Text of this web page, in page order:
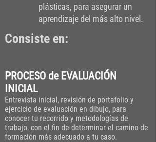
plásticas, para asegurar un
aprendizaje del más alto nivel.
Consiste en:
PROCESO de EVALUACIÓN
INICIAL
Entrevista inicial, revisión de portafolio y
ejercicio de evaluación en dibujo, para
conocer tu recorrido y metodologías de
trabajo, con el fin de determinar el camino de
formación más adecuado a tu caso.